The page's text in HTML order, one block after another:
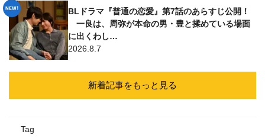
BLドラマ『普通の恋愛』第7話のあらすじ公開！
一良は、周弥が本命の男・豊と揉めている場面
に出くわし…
2026.8.7
新着記事をもっと見る
Tag